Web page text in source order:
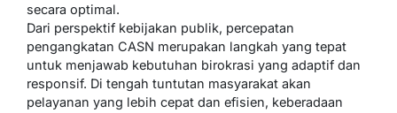
secara optimal.
Dari perspektif kebijakan publik, percepatan
pengangkatan CASN merupakan langkah yang tepat
untuk menjawab kebutuhan birokrasi yang adaptif dan
responsif. Di tengah tuntutan masyarakat akan
pelayanan yang lebih cepat dan efisien, keberadaan